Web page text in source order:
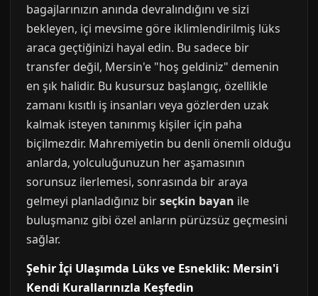
bagajlarınızın anında devralındığını ve sizi
bekleyen, içi mevsime göre iklimlendirilmiş lüks
araca geçtiğinizi hayal edin. Bu sadece bir
transfer değil, Mersin'e "hoş geldiniz" demenin
en şık halidir. Bu kusursuz başlangıç, özellikle
zamanı kısıtlı iş insanları veya gözlerden uzak
kalmak isteyen tanınmış kişiler için paha
biçilmezdir. Mahremiyetin bu denli önemli olduğu
anlarda, yolculuğunuzun her aşamasının
sorunsuz ilerlemesi, sonrasında bir araya
gelmeyi planladığınız birseçkin bayan ile
buluşmanız gibi özel anların pürüzsüz geçmesini
sağlar.
Şehir İçi Ulaşımda Lüks ve Esneklik: Mersin'i
Kendi Kurallarınızla Keşfedin